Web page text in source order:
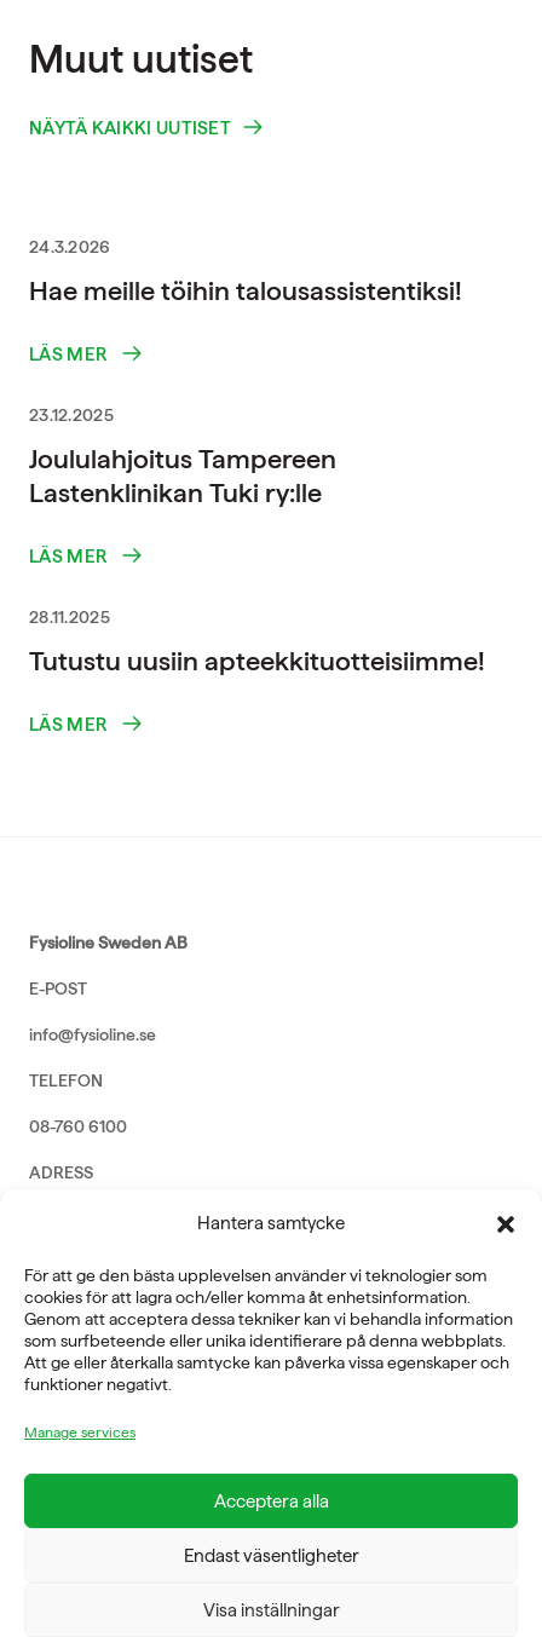
Hantera samtycke
För att ge den bästa upplevelsen använder vi teknologier som
cookies för att lagra och/eller komma åt enhetsinformation.
Genom att acceptera dessa tekniker kan vi behandla information
som surfbeteende eller unika identifierare på denna webbplats.
Att ge eller återkalla samtycke kan påverka vissa egenskaper och
funktioner negativt.
Manage services
Acceptera alla
Endast väsentligheter
Visa inställningar
Muut uutiset
NÄYTÄ KAIKKI UUTISET
24.3.2026
Hae meille töihin talousassistentiksi!
LÄS MER
23.12.2025
Joululahjoitus Tampereen
Lastenklinikan Tuki ry:lle
LÄS MER
28.11.2025
Tutustu uusiin apteekkituotteisiimme!
LÄS MER
Fysioline Sweden AB
E-POST
info@fysioline.se
TELEFON
08-760 6100
ADRESS
Rosendalsvägen 18b, SE-14143 Huddinge
VERKSAMHETSOMRÅDEN
REHABILITERING
GYM
ICE POWER
SERVICE
FÖRETAG
OM OSS